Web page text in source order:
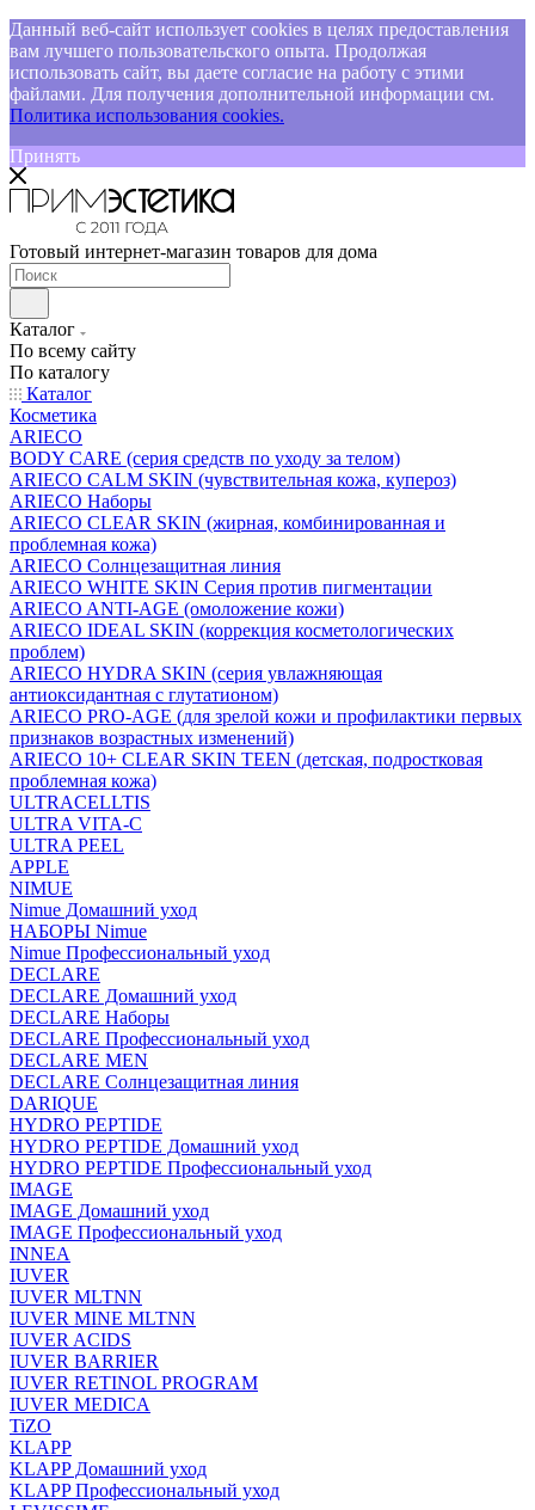
Данный веб-сайт использует cookies в целях предоставления
вам лучшего пользовательского опыта. Продолжая
использовать сайт, вы даете согласие на работу с этими
файлами. Для получения дополнительной информации см.
Политика использования cookies.
Принять
Готовый интернет-магазин товаров для дома
Каталог
По всему сайту
По каталогу
Каталог
Косметика
ARIECO
BODY CARE (серия средств по уходу за телом)
ARIECO CALM SKIN (чувствительная кожа, купероз)
ARIECO Наборы
ARIECO CLEAR SKIN (жирная, комбинированная и
проблемная кожа)
ARIECO Солнцезащитная линия
ARIECO WHITE SKIN Серия против пигментации
ARIECO ANTI-AGE (омоложение кожи)
ARIECO IDEAL SKIN (коррекция косметологических
проблем)
ARIECO HYDRA SKIN (серия увлажняющая
антиоксидантная с глутатионом)
ARIECO PRO-AGE (для зрелой кожи и профилактики первых
признаков возрастных изменений)
ARIECO 10+ CLEAR SKIN TEEN (детская, подростковая
проблемная кожа)
ULTRACELLTIS
ULTRA VITA-C
ULTRA PEEL
APPLE
NIMUE
Nimue Домашний уход
НАБОРЫ Nimue
Nimue Профессиональный уход
DECLARE
DECLARE Домашний уход
DECLARE Наборы
DECLARE Профессиональный уход
DECLARE MEN
DECLARE Солнцезащитная линия
DARIQUE
HYDRO PEPTIDE
HYDRO PEPTIDE Домашний уход
HYDRO PEPTIDE Профессиональный уход
IMAGE
IMAGE Домашний уход
IMAGE Профессиональный уход
INNEA
IUVER
IUVER MLTNN
IUVER MINE MLTNN
IUVER ACIDS
IUVER BARRIER
IUVER RETINOL PROGRAM
IUVER MEDICA
TiZO
KLAPP
KLAPP Домашний уход
KLAPP Профессиональный уход